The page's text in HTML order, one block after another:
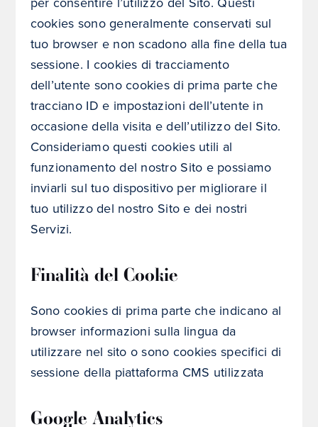
cookies sono generalmente conservati sul
tuo browser e non scadono alla fine della tua
sessione. I cookies di tracciamento
dell’utente sono cookies di prima parte che
tracciano ID e impostazioni dell’utente in
occasione della visita e dell’utilizzo del Sito.
Consideriamo questi cookies utili al
funzionamento del nostro Sito e possiamo
inviarli sul tuo dispositivo per migliorare il
tuo utilizzo del nostro Sito e dei nostri
Servizi.
Finalità del Cookie
Sono cookies di prima parte che indicano al
browser informazioni sulla lingua da
utilizzare nel sito o sono cookies specifici di
sessione della piattaforma CMS utilizzata
Google Analytics